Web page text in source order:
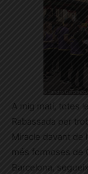
A mig matí, totes
Rabassada per
Miracle davant de
més formoses de
Barcelona,